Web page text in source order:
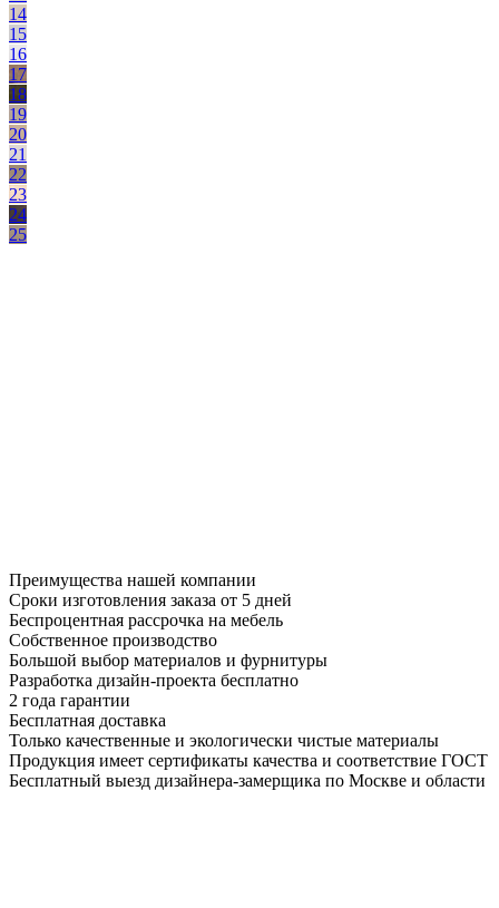
14
15
16
17
18
19
20
21
22
23
24
25
Преимущества нашей компании
Сроки изготовления заказа от 5 дней
Беспроцентная рассрочка на мебель
Собственное производство
Большой выбор материалов и фурнитуры
Разработка дизайн-проекта бесплатно
2 года гарантии
Бесплатная доставка
Только качественные и экологически чистые материалы
Продукция имеет сертификаты качества и соответствие ГОСТ
Бесплатный выезд дизайнера-замерщика по Москве и области